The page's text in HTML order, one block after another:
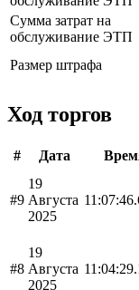
Сумма затрат на
обслуживание ЭТП
Размер штрафа
Ход торгов
# Дата
#9
19
Августа
2025
#8
19
Августа
2025